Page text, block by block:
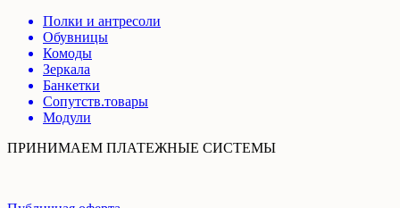
Полки и антресоли
Обувницы
Комоды
Зеркала
Банкетки
Сопутств.товары
Модули
ПРИНИМАЕМ ПЛАТЕЖНЫЕ СИСТЕМЫ